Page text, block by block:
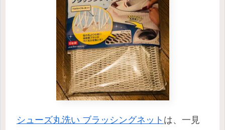
シューズ丸洗い ブラッシングネット は、一見